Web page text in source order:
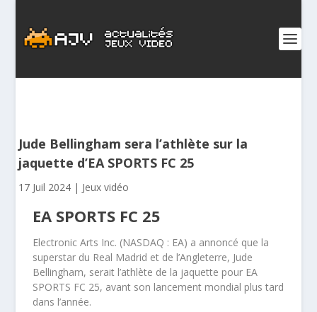
Jude Bellingham sera l’athlète sur la
jaquette d’EA SPORTS FC 25
17 Juil 2024 | Jeux vidéo
EA SPORTS FC 25
Electronic Arts Inc. (NASDAQ : EA) a annoncé que la
superstar du Real Madrid et de l’Angleterre, Jude
Bellingham, serait l’athlète de la jaquette pour EA
SPORTS FC 25, avant son lancement mondial plus tard
dans l’année.